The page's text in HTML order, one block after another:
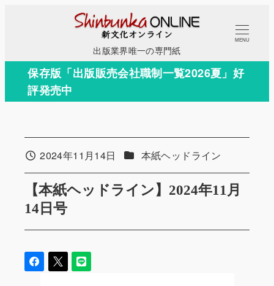
コ
テ
出版業界唯一の専門紙
MENU
保存版「出版販売会社職制一覧2026夏」好
評発売中
【本紙ヘッドライン】2024年11月
14日号
投稿日2024年11月14日 カテゴリー
本紙ヘッドライン